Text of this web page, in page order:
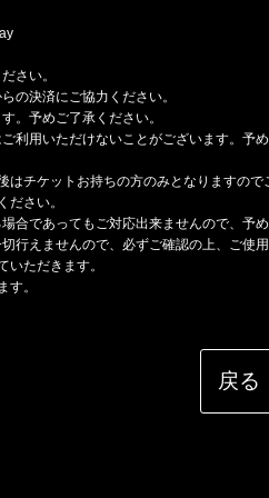
さい。
の決済にご協力ください。
。予めご了承ください。
用いただけないことがございます。予め
チケットお持ちの方のみとなりますので
さい。
合であってもご対応出来ませんので、予
行えませんので、必ずご確認の上、ご使
ただきます。
す。
戻る